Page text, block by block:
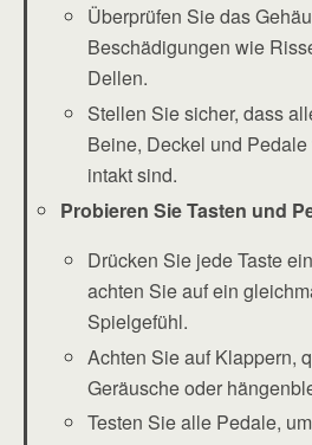
Überprüfen Sie das
Beschädigungen wie
Dellen.
Stellen Sie sicher, dass
Beine, Deckel und
intakt sind.
Probieren Sie Tasten und
Drücken Sie jede Taste
achten Sie auf ein
Spielgefühl.
Achten Sie auf Klappern,
Geräusche oder
Testen Sie alle Pedale, um